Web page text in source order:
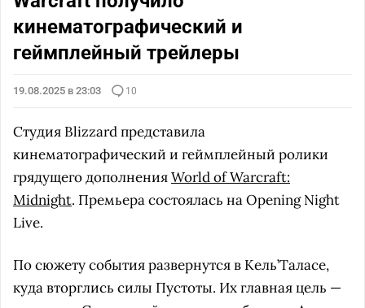
кинематографический и
геймплейный трейлеры
19.08.2025 в 23:03 10
Студия Blizzard представила
кинематографический и геймплейный ролики
грядущего дополненияWorld of Warcraft:
Midnight. Премьера состоялась на Opening Night
Live.
По сюжету события развернутся в Кель’Таласе,
куда вторглись силы Пустоты. Их главная цель —